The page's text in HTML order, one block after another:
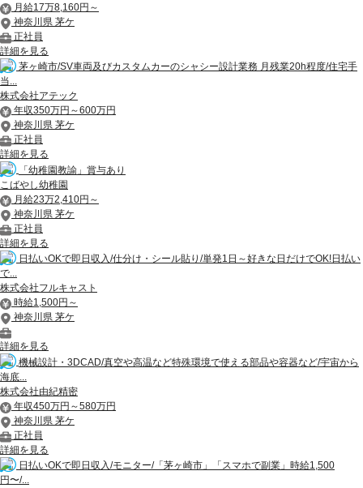
月給17万8,160円～
神奈川県 茅ケ
正社員
詳細を見る
茅ヶ崎市/SV車両及びカスタムカーのシャシー設計業務 月残業20h程度/住宅手
当...
株式会社アテック
年収350万円～600万円
神奈川県 茅ケ
正社員
詳細を見る
「幼稚園教諭」賞与あり
こばやし幼稚園
月給23万2,410円～
神奈川県 茅ケ
正社員
詳細を見る
日払いOKで即日収入/仕分け・シール貼り/単発1日～好きな日だけでOK!日払い
で...
株式会社フルキャスト
時給1,500円～
神奈川県 茅ケ
詳細を見る
機械設計・3DCAD/真空や高温など特殊環境で使える部品や容器など/宇宙から
海底...
株式会社由紀精密
年収450万円～580万円
神奈川県 茅ケ
正社員
詳細を見る
日払いOKで即日収入/モニター/「茅ヶ崎市」「スマホで副業」時給1,500
円〜/...